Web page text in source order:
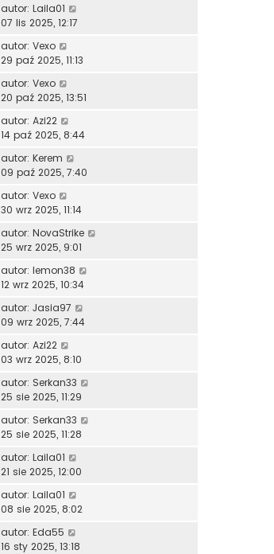
autor: Laila01
07 lis 2025, 12:17
autor: Vexo
29 paź 2025, 11:13
autor: Vexo
20 paź 2025, 13:51
autor: Azi22
14 paź 2025, 8:44
autor: Kerem
09 paź 2025, 7:40
autor: Vexo
30 wrz 2025, 11:14
autor: NovaStrike
25 wrz 2025, 9:01
autor: lemon38
12 wrz 2025, 10:34
autor: Jasia97
09 wrz 2025, 7:44
autor: Azi22
03 wrz 2025, 8:10
autor: Serkan33
25 sie 2025, 11:29
autor: Serkan33
25 sie 2025, 11:28
autor: Laila01
21 sie 2025, 12:00
autor: Laila01
08 sie 2025, 8:02
autor: Eda55
16 sty 2025, 13:18